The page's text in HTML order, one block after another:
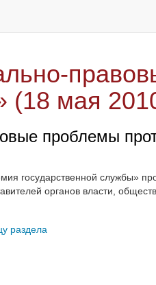
(18 мая
проблемы
государственной службы»
органов власти,
раздела